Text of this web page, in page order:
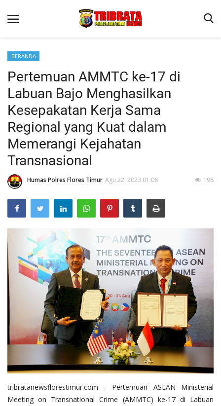
Beranda
Terms & Conditions
Binkam
Reskrim
Lantas
Mitra Polisi
Jurnal Kamtibmas
Giat Ops
BERANDA
Pertemuan AMMTC ke-17 di
Labuan Bajo Menghasilkan
Kesepakatan Kerja Sama
Regional yang Kuat dalam
Memerangi Kejahatan
Transnasional
Humas Polres Flores Timur Agu 22, 2023 01:06 198
tribratanewsflorestimur.com - Pertemuan ASEAN Ministerial
Meeting on Transnational Crime (AMMTC) ke-17 di Labuan